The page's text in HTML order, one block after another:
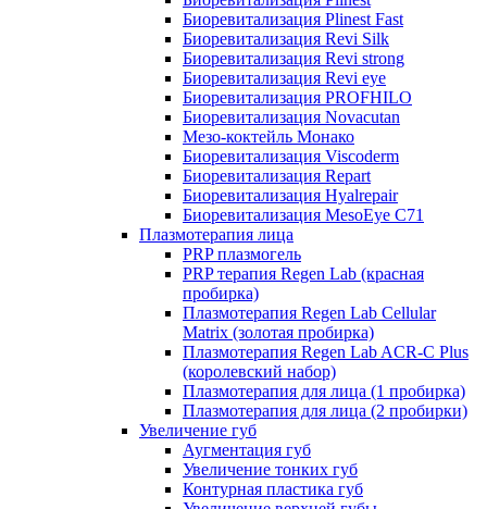
Биоревитализация Plinest Fast
Биоревитализация Revi Silk
Биоревитализация Revi strong
Биоревитализация Revi eye
Биоревитализация PROFHILO
Биоревитализация Novacutan
Мезо-коктейль Монако
Биоревитализация Viscoderm
Биоревитализация Repart
Биоревитализация Hyalrepair
Биоревитализация MesoEye C71
Плазмотерапия лица
PRP плазмогель
PRP терапия Regen Lab (красная
пробирка)
Плазмотерапия Regen Lab Cellular
Matrix (золотая пробирка)
Плазмотерапия Regen Lab ACR-C Plus
(королевский набор)
Плазмотерапия для лица (1 пробирка)
Плазмотерапия для лица (2 пробирки)
Увеличение губ
Аугментация губ
Увеличение тонких губ
Контурная пластика губ